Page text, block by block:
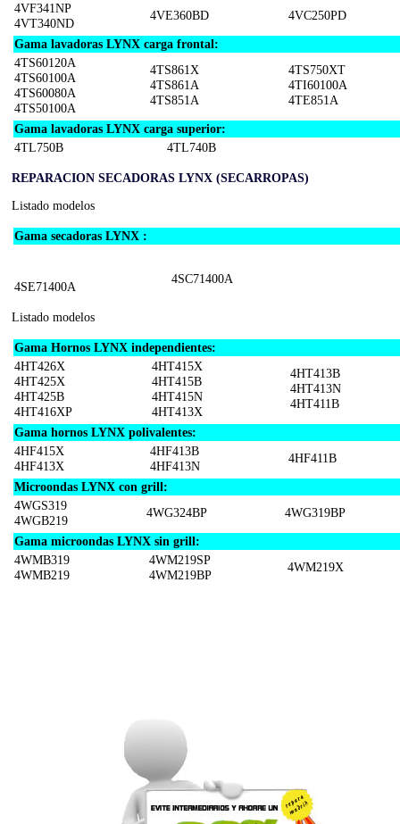
4VF341NP
4VT340ND
4VE360BD 4VC250PD
Gama lavadoras LYNX carga frontal:
4TS60120A
4TS60100A
4TS60080A
4TS50100A
4TS861X
4TS861A
4TS851A
4TS750XT
4TI60100A
4TE851A
Gama lavadoras LYNX carga superior:
4TL750B
4TL740B
REPARACION SECADORAS LYNX (SECARROPAS)
Listado modelos
Gama secadoras LYNX :
4SE71400A
4SC71400A
Listado modelos
Gama Hornos LYNX independientes:
4HT426X
4HT425X
4HT425B
4HT416XP
4HT415X
4HT415B
4HT415N
4HT413X
4HT413B
4HT413N
4HT411B
Gama hornos LYNX polivalentes:
4HF415X
4HF413X
4HF413B
4HF413N
4HF411B
Microondas LYNX con grill:
4WGS319
4WGB219
4WG324BP 4WG319BP
Gama microondas LYNX sin grill:
4WMB319
4WMB219
4WM219SP
4WM219BP
4WM219X